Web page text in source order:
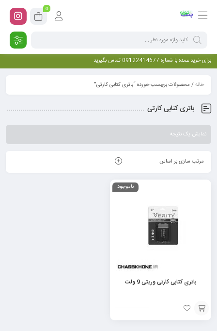
0
برای خرید عمده با شماره 09122414677 تماس بگیرید
خانه/ محصولات برچسب خورده “باتری کتابی کارتی”
باتری کتابی کارتی
نمایش یک نتیجه
مرتب سازی بر اساس
ناموجود
باتری کتابی کارتی وریتی 9 ولت
افزودن